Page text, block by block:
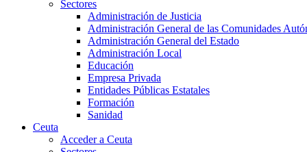
Sectores
Administración de Justicia
Administración General de las Comunidades
Administración General del Estado
Administración Local
Educación
Empresa Privada
Entidades Públicas Estatales
Formación
Sanidad
Ceuta
Acceder a Ceuta